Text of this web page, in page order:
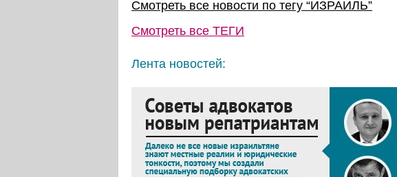
Смотреть все новости по тегу “ИЗРАИЛЬ”
Смотреть все ТЕГИ
Лента новостей: